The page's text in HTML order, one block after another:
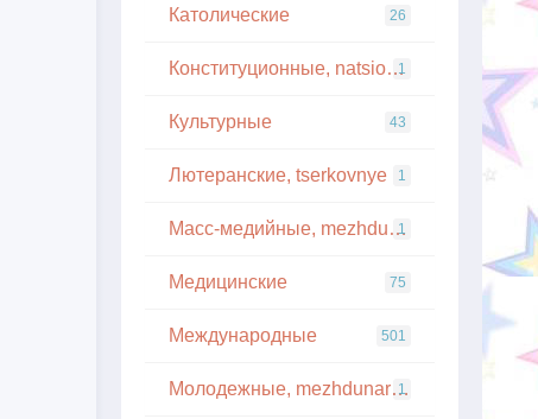
Католические 26
Конституционные, natsionalnye
1
Культурные 43
Лютеранские, tserkovnye 1
Масс-медийные, mezhdunarodnye
1
Медицинские 75
Международные 501
Молодежные, mezhdunarodnye
1